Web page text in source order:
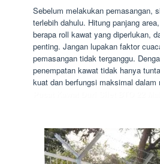
Sebelum melakukan pemasangan,
terlebih dahulu. Hitung panjang
berapa roll kawat yang diperlukan,
penting. Jangan lupakan faktor
pemasangan tidak terganggu.
penempatan kawat tidak hanya
kuat dan berfungsi maksimal dalam